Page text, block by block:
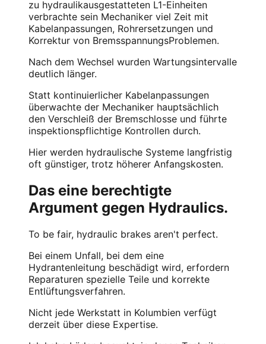
zu hydraulikausgestatteten L1-Einheiten
verbrachte sein Mechaniker viel Zeit mit
Kabelanpassungen, Rohrersetzungen und
Korrektur von BremsspannungsProblemen.
Nach dem Wechsel wurden Wartungsintervalle
deutlich länger.
Statt kontinuierlicher Kabelanpassungen
überwachte der Mechaniker hauptsächlich
den Verschleiß der Bremschlosse und führte
inspektionspflichtige Kontrollen durch.
Hier werden hydraulische Systeme langfristig
oft günstiger, trotz höherer Anfangskosten.
Das eine berechtigte
Argument gegen Hydraulics.
To be fair, hydraulic brakes aren't perfect.
Bei einem Unfall, bei dem eine
Hydrantenleitung beschädigt wird, erfordern
Reparaturen spezielle Teile und korrekte
Entlüftungsverfahren.
Nicht jede Werkstatt in Kolumbien verfügt
derzeit über diese Expertise.